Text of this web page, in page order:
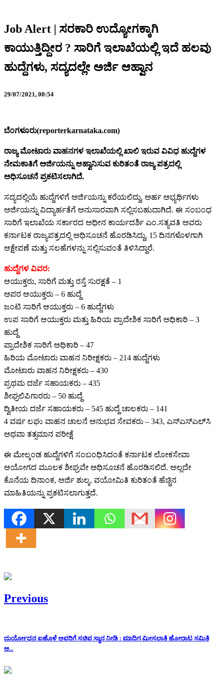
Job Alert | ಸರಕಾರಿ ಉದ್ಯೋಗಕ್ಕಾಗಿ
ಕಾಯುತ್ತಿದ್ದೀರ ? ಸಾರಿಗೆ ಇಲಾಖೆಯಲ್ಲಿ ಇದೆ ಹಲವು
ಹುದ್ದೆಗಳು, ಸದ್ಯದಲ್ಲೇ ಅರ್ಜಿ ಆಹ್ವಾನ
29/07/2021, 00:54
ಬೆಂಗಳೂರು(reporterkarnataka.com)
ರಾಜ್ಯ ಮೋಟಾರು ವಾಹನಗಳ ಇಲಾಖೆಯಲ್ಲಿ ಖಾಲಿ ಇರುವ ವಿವಿಧ ಹುದ್ದೆಗಳ
ನೇಮಕಾತಿಗೆ ಅರ್ಜಿಯನ್ನು ಆಹ್ವಾನಿಸುವ ಕುರಿತಂತೆ ರಾಜ್ಯ ಪತ್ರದಲ್ಲಿ
ಅಧಿಸೂಚನೆ ಪ್ರಕಟಿಸಲಾಗಿದೆ.
ಸದ್ಯದಲ್ಲಿಯೆ ಹುದ್ದೆಗಳಿಗೆ ಅರ್ಜಿಯನ್ನು ಕರೆಯಲಿದ್ದು, ಅರ್ಹ ಅಭ್ಯರ್ಥಿಗಳು
ಅರ್ಜಿಯನ್ನು ವಿದ್ಯಾರ್ಹತೆಗೆ ಅನುಸಾರವಾಗಿ ಸಲ್ಲಿಸಬಹುದಾಗಿದೆ. ಈ ಸಂಬಂಧ
ಸಾರಿಗೆ ಇಲಾಖೆಯ ಸರ್ಕಾರದ ಅಧೀನ ಕಾರ್ಯದರ್ಶಿ ಎಂ.ಸತ್ಯವತಿ ಅವರು
ಕರ್ನಾಟಕ ರಾಜ್ಯಪತ್ರದಲ್ಲಿ ಅಧಿಸೂಚನೆ ಹೊರಡಿಸಿದ್ದು, 15 ದಿನಗಳೊಳಗಾಗಿ
ಆಕ್ಷೇಪಣೆ ಮತ್ತು ಸಲಹೆಗಳನ್ನು ಸಲ್ಲಿಸುವಂತೆ ತಿಳಿಸಿದ್ದಾರೆ.
ಹುದ್ದೆಗಳ ವಿವರ:
ಆಯುಕ್ತರು, ಸಾರಿಗೆ ಮತ್ತು ರಸ್ತೆ ಸುರಕ್ಷತೆ – 1
ಅಪರ ಆಯುಕ್ತರು – 6 ಹುದ್ದೆ
ಜಂಟಿ ಸಾರಿಗೆ ಆಯುಕ್ತರು – 6 ಹುದ್ದೆಗಳು
ಉಪ ಸಾರಿಗೆ ಆಯುಕ್ತರು ಮತ್ತು ಹಿರಿಯ ಪ್ರಾದೇಶಿಕ ಸಾರಿಗೆ ಅಧಿಕಾರಿ – 3
ಹುದ್ದೆ
ಪ್ರಾದೇಶಿಕ ಸಾರಿಗೆ ಅಧಿಕಾರಿ – 47
ಹಿರಿಯ ಮೋಟಾರು ವಾಹನ ನಿರೀಕ್ಷಕರು – 214 ಹುದ್ದೆಗಳು
ಮೋಟಾರು ವಾಹನ ನಿರೀಕ್ಷಕರು – 430
ಪ್ರಥಮ ದರ್ಜೆ ಸಹಾಯಕರು – 435
ಶೀಘ್ರಲಿಪಿಗಾರರು – 50 ಹುದ್ದೆ
ದ್ವಿತೀಯ ದರ್ಜೆ ಸಹಾಯಕರು – 545 ಹುದ್ದೆ ಚಾಲಕರು – 141
4 ವರ್ಷ ಲಘು ವಾಹನ ಚಾಲನೆ ಅನುಭವ ಸೇವಕರು – 343, ಎಸ್‌ಎಸ್‌ಎಲ್‌ಸಿ
ಅಥವಾ ತತ್ಸಮಾನ ಪರೀಕ್ಷೆ
ಈ ಮೇಲ್ಕಂಡ ಹುದ್ದೆಗಳಿಗೆ ಸಂಬಂಧಿಸಿದಂತೆ ಕರ್ನಾಟಕ ಲೋಕಸೇವಾ
ಆಯೋಗದ ಮೂಲಕ ಶೀಘ್ರವೇ ಅಧಿಸೂಚನೆ ಹೊರಡಿಸಲಿದೆ. ಅಲ್ಲದೇ
ಕೊನೆಯ ದಿನಾಂಕ, ಅರ್ಜಿ ಶುಲ್ಕ, ವಯೋಮಿತಿ ಕುರಿತಂತೆ ಹೆಚ್ಚಿನ
ಮಾಹಿತಿಯನ್ನು ಪ್ರಕಟಿಸಲಾಗುತ್ತದೆ.
Previous
ದುರ್ಯೋಧನ ಐಹೊಳೆ ಅವರಿಗೆ ಸಚಿವ ಸ್ಥಾನ ನೀಡಿ : ಮಾದಿಗ ಮೀಸಲಾತಿ ಹೋರಾಟ ಸಮಿತಿ
ಆ...